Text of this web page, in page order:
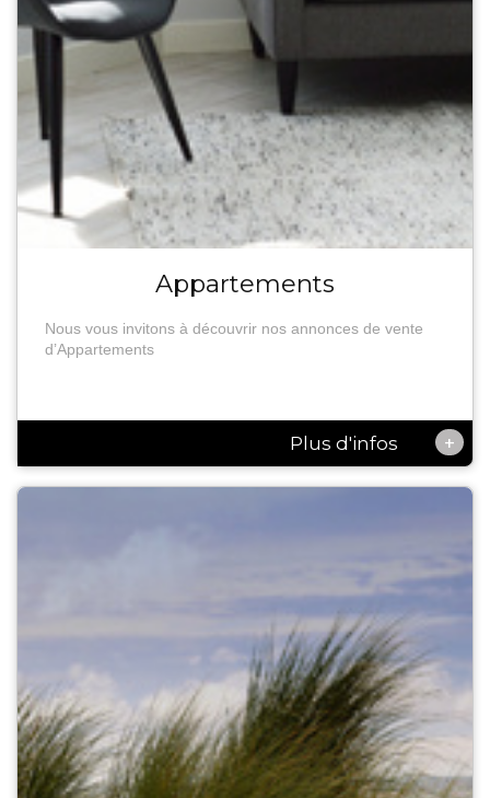
Appartements
Nous vous invitons à découvrir nos annonces de vente
d’Appartements
Plus d'infos +